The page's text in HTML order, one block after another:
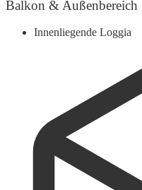
Balkon & Außenbereich
Innenliegende Loggia